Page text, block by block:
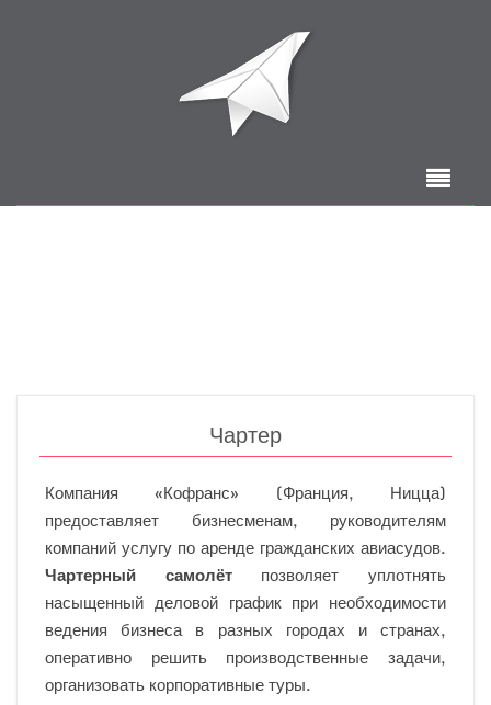
Чартер
Компания «Кофранс» (Франция, Ницца)
предоставляет бизнесменам, руководителям
компаний услугу по аренде гражданских авиасудов.
Чартерный самолётпозволяет уплотнять
насыщенный деловой график при необходимости
ведения бизнеса в разных городах и странах,
оперативно решить производственные задачи,
организовать корпоративные туры.